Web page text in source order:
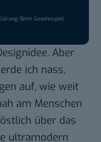
. Beim Gewinnspiel
Aber
ich nass,
auf, wie weit
am Menschen
über das
ultramodern